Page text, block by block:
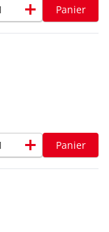
add Panier
add Panier